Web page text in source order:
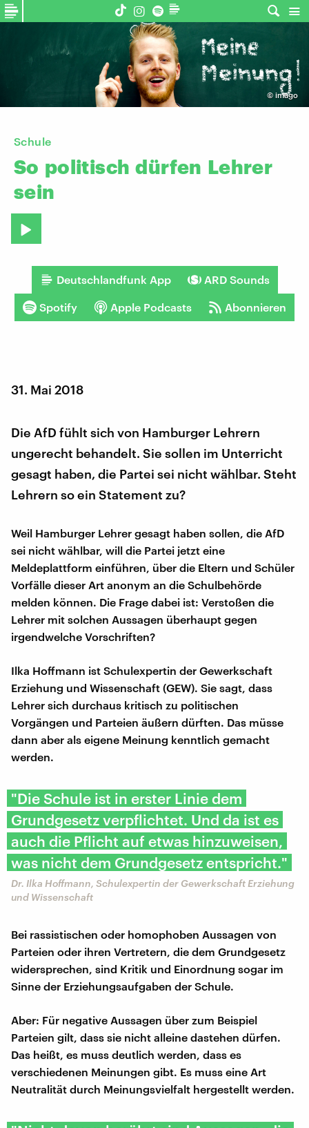
© imago
Schule
So politisch dürfen Lehrer
sein
Deutschlandfunk App ARD Sounds
Spotify Apple Podcasts Abonnieren
31. Mai 2018
Die AfD fühlt sich von Hamburger Lehrern
ungerecht behandelt. Sie sollen im Unterricht
gesagt haben, die Partei sei nicht wählbar. Steht
Lehrern so ein Statement zu?
Weil Hamburger Lehrer gesagt haben sollen, die AfD
sei nicht wählbar, will die Partei jetzt eine
Meldeplattform einführen, über die Eltern und Schüler
Vorfälle dieser Art anonym an die Schulbehörde
melden können. Die Frage dabei ist: Verstoßen die
Lehrer mit solchen Aussagen überhaupt gegen
irgendwelche Vorschriften?
Ilka Hoffmann ist Schulexpertin der Gewerkschaft
Erziehung und Wissenschaft (GEW). Sie sagt, dass
Lehrer sich durchaus kritisch zu politischen
Vorgängen und Parteien äußern dürften. Das müsse
dann aber als eigene Meinung kenntlich gemacht
werden.
"Die Schule ist in erster Linie dem
Grundgesetz verpflichtet. Und da ist es
auch die Pflicht auf etwas hinzuweisen,
was nicht dem Grundgesetz entspricht."
Dr. ​Ilka Hoffmann, Schulexpertin der Gewerkschaft Erziehung
und Wissenschaft
Bei rassistischen oder homophoben Aussagen von
Parteien oder ihren Vertretern, die dem Grundgesetz
widersprechen, sind Kritik und Einordnung sogar im
Sinne der Erziehungsaufgaben der Schule.
Aber: Für negative Aussagen über zum Beispiel
Parteien gilt, dass sie nicht alleine dastehen dürfen.
Das heißt, es muss deutlich werden, dass es
verschiedenen Meinungen gibt. Es muss eine Art
Neutralität durch Meinungsvielfalt hergestellt werden.